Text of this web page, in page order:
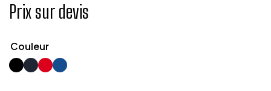
Prix sur devis
Couleur